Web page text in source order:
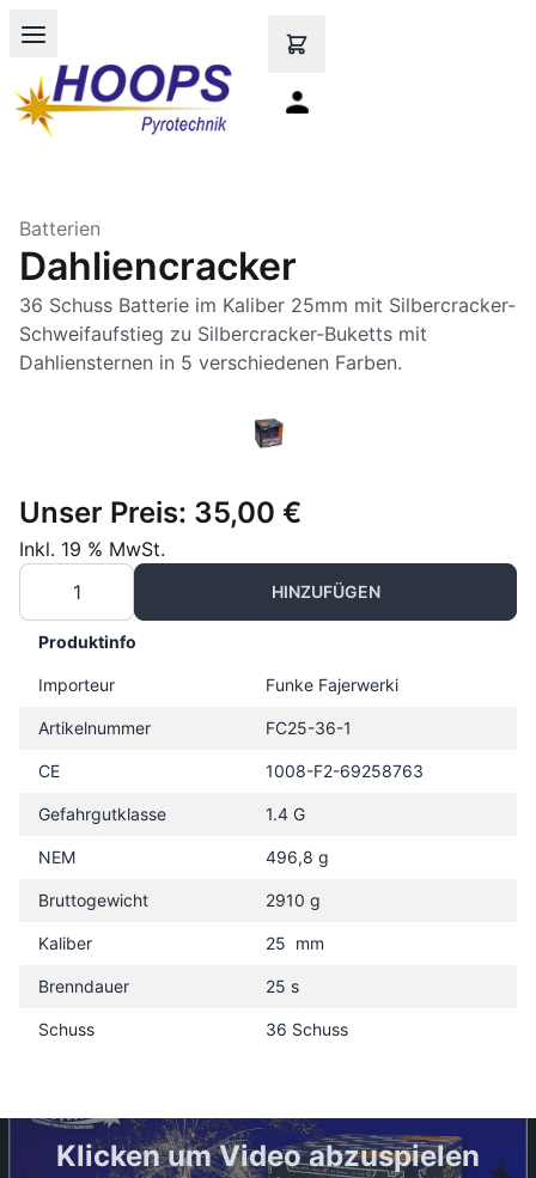
Open main menu
Batterien
Dahliencracker
36 Schuss Batterie im Kaliber 25mm mit Silbercracker-
Schweifaufstieg zu Silbercracker-Buketts mit
Unser Preis: 35,00 €
Inkl. 19 % MwSt.
HINZUFÜGEN
Produktinfo
Importeur Funke Fajerwerki
Artikelnummer FC25-36-1
CE 1008-F2-69258763
Gefahrgutklasse 1.4 G
NEM 496,8 g
Bruttogewicht 2910 g
Kaliber 25 mm
Brenndauer 25 s
Schuss 36 Schuss
Klicken um Video abzuspielen